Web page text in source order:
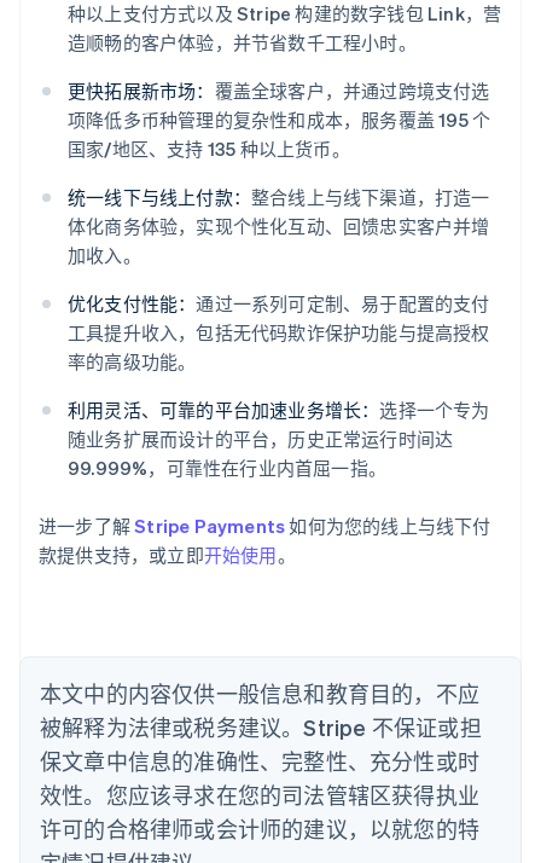
种以上支付方式以及 Stripe 构建的数字钱包 Link，营
造顺畅的客户体验，并节省数千工程小时。
更快拓展新市场： 覆盖全球客户，并通过跨境支付选
项降低多币种管理的复杂性和成本，服务覆盖 195 个
国家/地区、支持 135 种以上货币。
统一线下与线上付款： 整合线上与线下渠道，打造一
体化商务体验，实现个性化互动、回馈忠实客户并增
加收入。
优化支付性能：通过一系列可定制、易于配置的支付
工具提升收入，包括无代码欺诈保护功能与提高授权
率的高级功能。
利用灵活、可靠的平台加速业务增长：选择一个专为
随业务扩展而设计的平台，历史正常运行时间达
99.999%，可靠性在行业内首屈一指。
进一步了解Stripe Payments如何为您的线上与线下付
款提供支持，或立即开始使用。
本文中的内容仅供一般信息和教育目的，不应
被解释为法律或税务建议。Stripe 不保证或担
保文章中信息的准确性、完整性、充分性或时
效性。您应该寻求在您的司法管辖区获得执业
许可的合格律师或会计师的建议，以就您的特
阿联酋
English
爱尔兰
爱沙尼亚
English
奥地利
Deutsch English
English
巴西
比利时
波兰
English
丹麦
English
德国
DeutschEnglish
法国